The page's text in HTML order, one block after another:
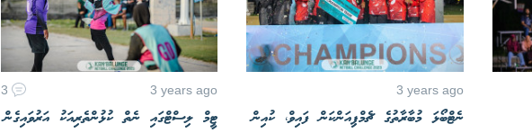
3 years ago
ނެޓްބޯޅަ މުބާރާތުގެ ޗެމްޕިއަންކަން ފައިވް، ކުއިން
3 years ago
3
ޓީމް ލިސްޓްގައި ނެތް ކުޅުންތެރިއަކު އަރުވައިގެން